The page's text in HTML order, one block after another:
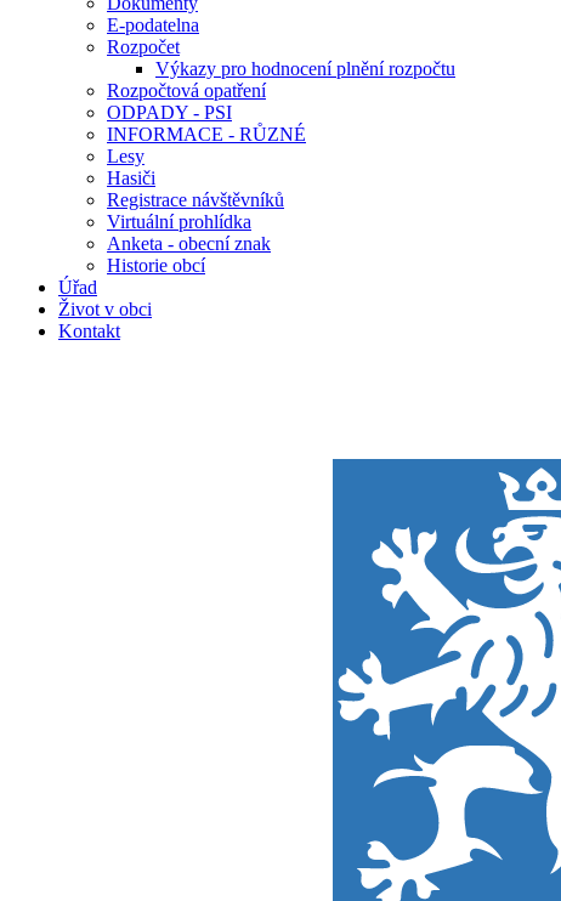
E-podatelna
Rozpočet
Výkazy pro hodnocení plnění rozpočtu
Rozpočtová opatření
ODPADY - PSI
INFORMACE - RŮZNÉ
Lesy
Hasiči
Registrace návštěvníků
Virtuální prohlídka
Anketa - obecní znak
Historie obcí
Úřad
Život v obci
Kontakt